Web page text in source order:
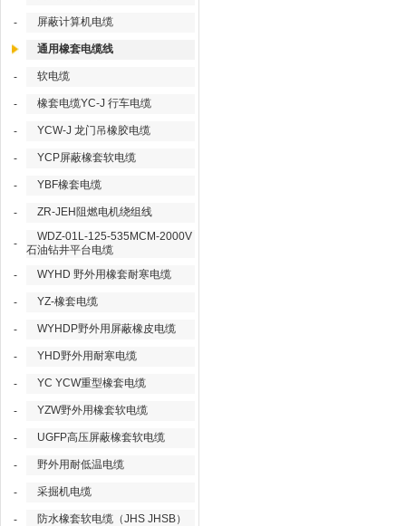
- 屏蔽计算机电缆
通用橡套电缆线
- 软电缆
- 橡套电缆YC-J 行车电缆
- YCW-J 龙门吊橡胶电缆
- YCP屏蔽橡套软电缆
- YBF橡套电缆
- ZR-JEH阻燃电机绕组线
-
WDZ-01L-125-535MCM-2000V
石油钻井平台电缆
-
WYHD 野外用橡套耐寒电缆
- YZ-橡套电缆
- WYHDP野外用屏蔽橡皮电缆
- YHD野外用耐寒电缆
- YC YCW重型橡套电缆
- YZW野外用橡套软电缆
- UGFP高压屏蔽橡套软电缆
- 野外用耐低温电缆
- 采掘机电缆
- 防水橡套软电缆（JHS JHSB）